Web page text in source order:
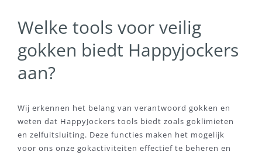
Welke tools voor veilig
gokken biedt Happyjockers
aan?
Wij erkennen het belang van verantwoord gokken en
weten dat HappyJockers tools biedt zoals goklimieten
en zelfuitsluiting. Deze functies maken het mogelijk
voor ons onze gokactiviteiten effectief te beheren en